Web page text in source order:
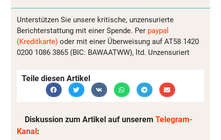
Unterstützen Sie unsere kritische, unzensurierte
Berichterstattung mit einer Spende. Per paypal
(Kreditkarte) oder mit einer Überweisung auf AT58 1420
0200 1086 3865 (BIC: BAWAATWW), ltd. Unzensuriert
Teile diesen Artikel
Diskussion zum Artikel auf unserem Telegram-
Kanal :